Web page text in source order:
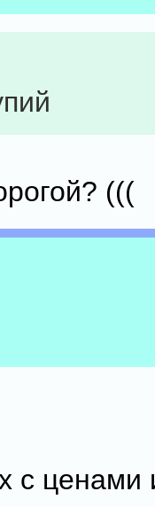
(((
с ценами